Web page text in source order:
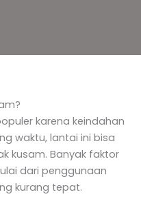
karena keindahan
waktu, lantai ini bisa
kusam. Banyak faktor
dari penggunaan
kurang tepat.